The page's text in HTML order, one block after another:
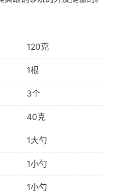
120克
1根
3个
40克
1大勺
1小勺
1小勺